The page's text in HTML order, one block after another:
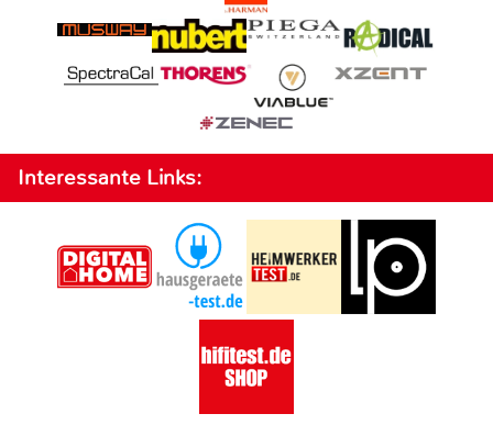
Interessante Links: